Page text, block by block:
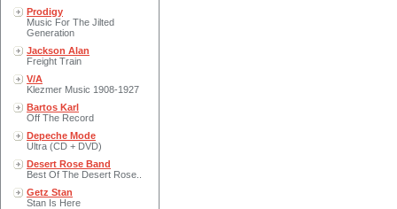
Prodigy
Music For The Jilted
Generation
Jackson Alan
Freight Train
V/A
Klezmer Music 1908-1927
Bartos Karl
Off The Record
Depeche Mode
Ultra (CD + DVD)
Desert Rose Band
Best Of The Desert Rose..
Getz Stan
Stan Is Here